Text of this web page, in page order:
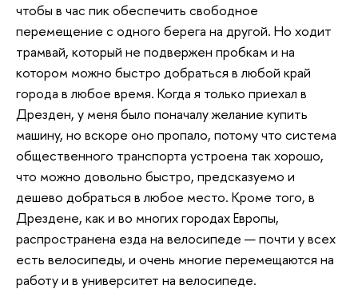
чтобы в час пик обеспечить свободное
перемещение с одного берега на другой. Но ходит
трамвай, который не подвержен пробкам и на
котором можно быстро добраться в любой край
города в любое время. Когда я только приехал в
Дрезден, у меня было поначалу желание купить
машину, но вскоре оно пропало, потому что система
общественного транспорта устроена так хорошо,
что можно довольно быстро, предсказуемо и
дешево добраться в любое место. Кроме того, в
Дрездене, как и во многих городах Европы,
распространена езда на велосипеде — почти у всех
есть велосипеды, и очень многие перемещаются на
работу и в университет на велосипеде.